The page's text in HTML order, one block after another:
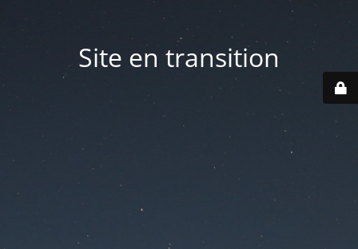
Site en transition